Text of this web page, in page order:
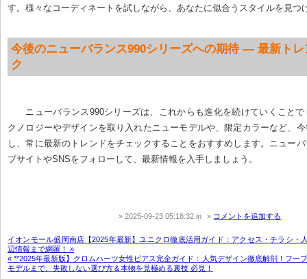
す。様々なコーディネートを試しながら、あなたに似合うスタイルを見つ
今後のニューバランス990シリーズへの期待 — 最新ト
ク
ニューバランス990シリーズは、これからも進化を続けていくこと
クノロジーやデザインを取り入れたニューモデルや、限定カラーなど、
し、常に最新のトレンドをチェックすることをおすすめします。ニュー
ブサイトやSNSをフォローして、最新情報を入手しましょう。
2025-09-23 05:18:32in コメントを追加する
イオンモール盛岡南店【2025年最新】ユニクロ徹底活用ガイド：アクセス・チラシ・
辺情報まで網羅！ »
« **2025年最新版】クロムハーツ女性ピアス完全ガイド：人気デザイン徹底解剖！フー
モデルまで、失敗しない選び方＆本物を見極める裏技 必見！